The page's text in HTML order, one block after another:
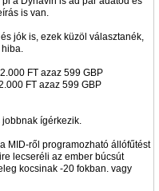
is van.
jók is, ezek küzöl választanék,
hiba.
FT azaz 599 GBP
FT azaz 599 GBP
jobbnak ígérkezik.
MID-ről programozható állófűtést
lecseréli az ember búcsút
kocsinak -20 fokban. vagy